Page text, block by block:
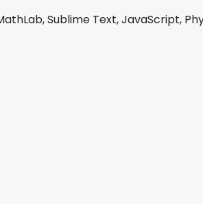
Sublime Text, JavaScript,